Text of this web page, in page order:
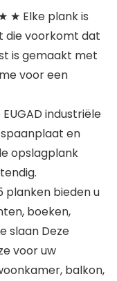
★ Elke plank is
die voorkomt dat
is gemaakt met
voor een
industriële
en
opslagplank
bieden u
boeken,
slaan Deze
voor uw
balkon,